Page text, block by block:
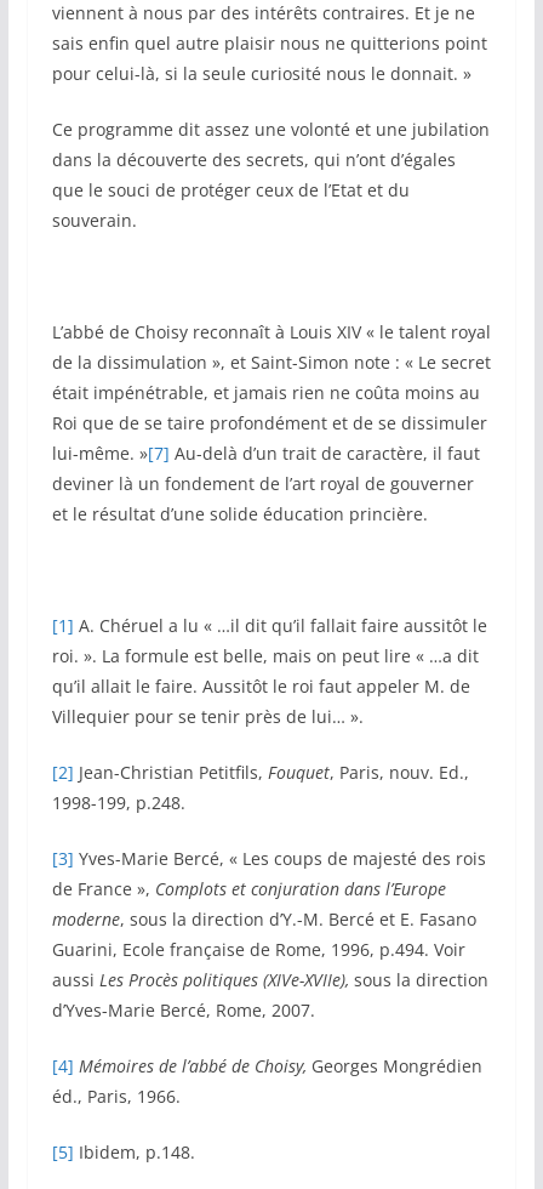
viennent à nous par des intérêts contraires. Et je ne
sais enfin quel autre plaisir nous ne quitterions point
pour celui-là, si la seule curiosité nous le donnait. »
Ce programme dit assez une volonté et une jubilation
dans la découverte des secrets, qui n’ont d’égales
que le souci de protéger ceux de l’Etat et du
souverain.
L’abbé de Choisy reconnaît à Louis XIV « le talent royal
de la dissimulation », et Saint-Simon note : « Le secret
était impénétrable, et jamais rien ne coûta moins au
Roi que de se taire profondément et de se dissimuler
lui-même. »[7] Au-delà d’un trait de caractère, il faut
deviner là un fondement de l’art royal de gouverner
et le résultat d’une solide éducation princière.
[1] A. Chéruel a lu « …il dit qu’il fallait faire aussitôt le
roi. ». La formule est belle, mais on peut lire « …a dit
qu’il allait le faire. Aussitôt le roi faut appeler M. de
Villequier pour se tenir près de lui… ».
[2] Jean-Christian Petitfils, Fouquet, Paris, nouv. Ed.,
1998-199, p.248.
[3] Yves-Marie Bercé, « Les coups de majesté des rois
de France », Complots et conjuration dans l’Europe
moderne, sous la direction d’Y.-M. Bercé et E. Fasano
Guarini, Ecole française de Rome, 1996, p.494. Voir
aussi Les Procès politiques (XIVe-XVIIe), sous la direction
d’Yves-Marie Bercé, Rome, 2007.
[4] Mémoires de l’abbé de Choisy, Georges Mongrédien
éd., Paris, 1966.
[5] Ibidem, p.148.